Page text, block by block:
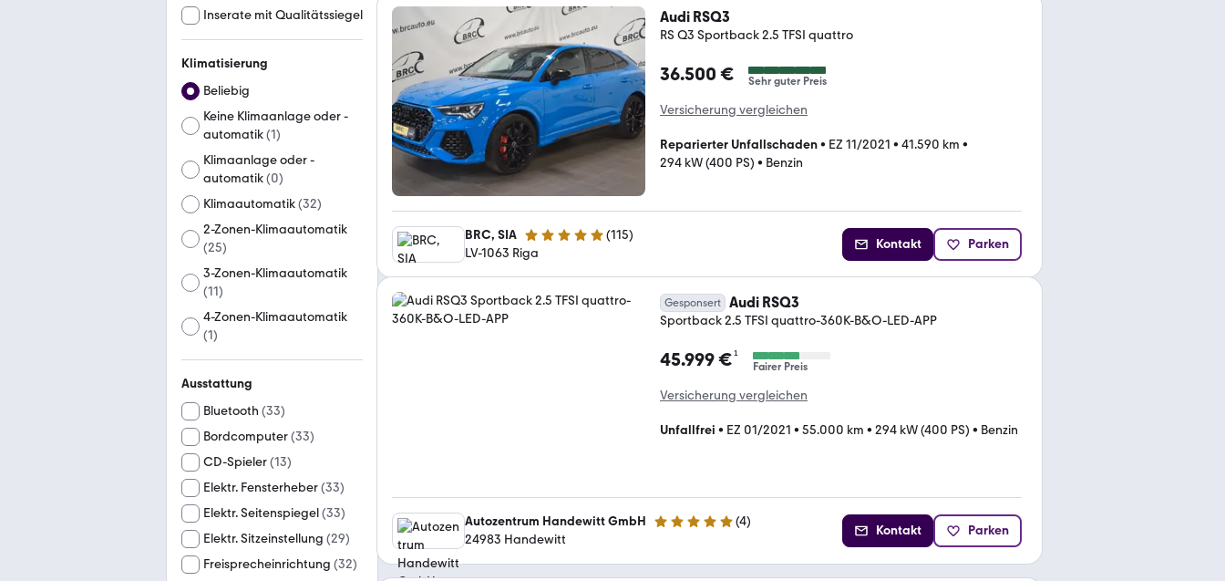
Inserate mit Qualitätssiegel
Klimatisierung
Beliebig
Keine Klimaanlage oder -
automatik(1)
Klimaanlage oder -
automatik(0)
Klimaautomatik(32)
2-Zonen-Klimaautomatik
(25)
3-Zonen-Klimaautomatik
(11)
4-Zonen-Klimaautomatik
(1)
Ausstattung
Bluetooth (33)
Bordcomputer(33)
CD-Spieler(13)
Elektr. Fensterheber(33)
Elektr. Seitenspiegel(33)
Elektr. Sitzeinstellung (29)
Freisprecheinrichtung (32)
Audi RSQ3
RS Q3 Sportback 2.5 TFSI quattro
36.500 € Sehr guter Preis
Versicherung vergleichen
Reparierter Unfallschaden• EZ 11/2021 • 41.590 km •
294 kW (400 PS) • Benzin
BRC, SIA 5 Sterne (115)
LV-1063 Riga
Kontakt Parken
Gesponsert Audi RSQ3
Sportback 2.5 TFSI quattro-360K-B&O-LED-APP
45.999 €¹
Fairer Preis
Versicherung vergleichen
Unfallfrei • EZ 01/2021 • 55.000 km • 294 kW (400 PS) • Benzin
Autozentrum Handewitt GmbH 4.9 Sterne (4)
24983 Handewitt
Kontakt Parken